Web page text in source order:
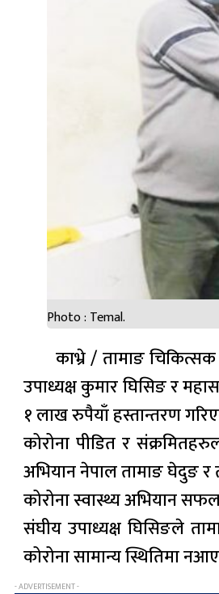
Photo : Temal.
काभ्रे / तामाङ
उपाध्यक्ष कुमार घिसिङ र
१ लाख रुपैयाँ हस्तान्तरण
कोरोना पीडित र
अभियान नेपाल तामाङ घेदुङ
कोरोना स्वास्थ्य अभियान
संघीय उपाध्यक्ष घिसिङले
कोरोना सामान्य स्थितिमा
- ADVERTISEMENT -